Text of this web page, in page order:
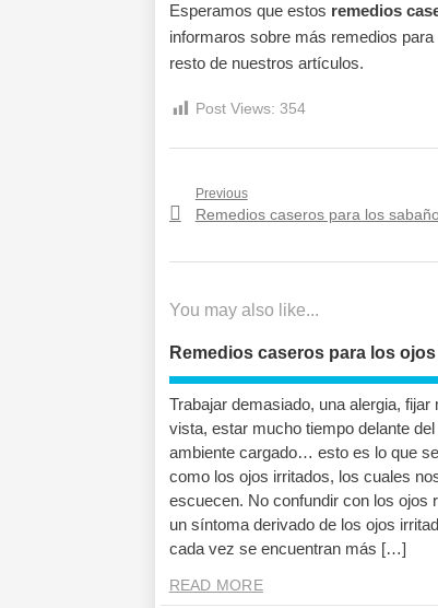
Esperamos que estos remedios
informaros sobre más remedios
resto de nuestros artículos.
Post Views: 354
Navegación
Previous
Previous
Remedios caseros para los
You may also like...
Remedios caseros para los
Trabajar demasiado, una alergia, fijar
vista, estar mucho tiempo delante del
ambiente cargado… esto es lo que
como los ojos irritados, los cuales
escuecen. No confundir con los ojos
un síntoma derivado de los ojos
cada vez se encuentran más […]
READ MORE